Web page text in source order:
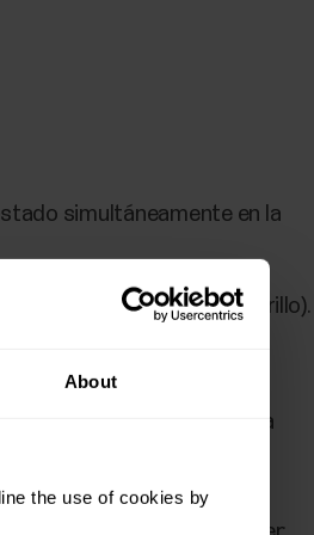
About
the use of cookies by
simultáneamente en la
zona (por ejemplo, amarillo).
de cada deportista
trofeo de calorías por cada